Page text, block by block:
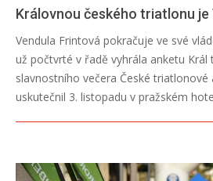
Královnou českého triatlonu je
Vendula Frintová pokračuje ve své
už počtvrté v řadě vyhrála anketu Král
slavnostního večera České triatlonové
uskutečnil 3. listopadu v pražském